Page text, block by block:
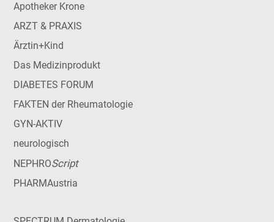
Apotheker Krone
ARZT & PRAXIS
Ärztin+Kind
Das Medizinprodukt
DIABETES FORUM
FAKTEN der Rheumatologie
GYN-AKTIV
neurologisch
NEPHROScript
PHARMAustria